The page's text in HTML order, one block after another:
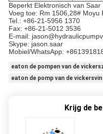
Beperkt Elektronisch van Saar
Voeg toe: Rm 1506,28#
Tel.: +86-21-5956 1370
Fax: +86-21-5012 3536
E-mail:
Skype: jason.saar
Mobiel/WhatsApp:
eaton de pompen van de
eaton de pomp van de vickersvin
Krijg de